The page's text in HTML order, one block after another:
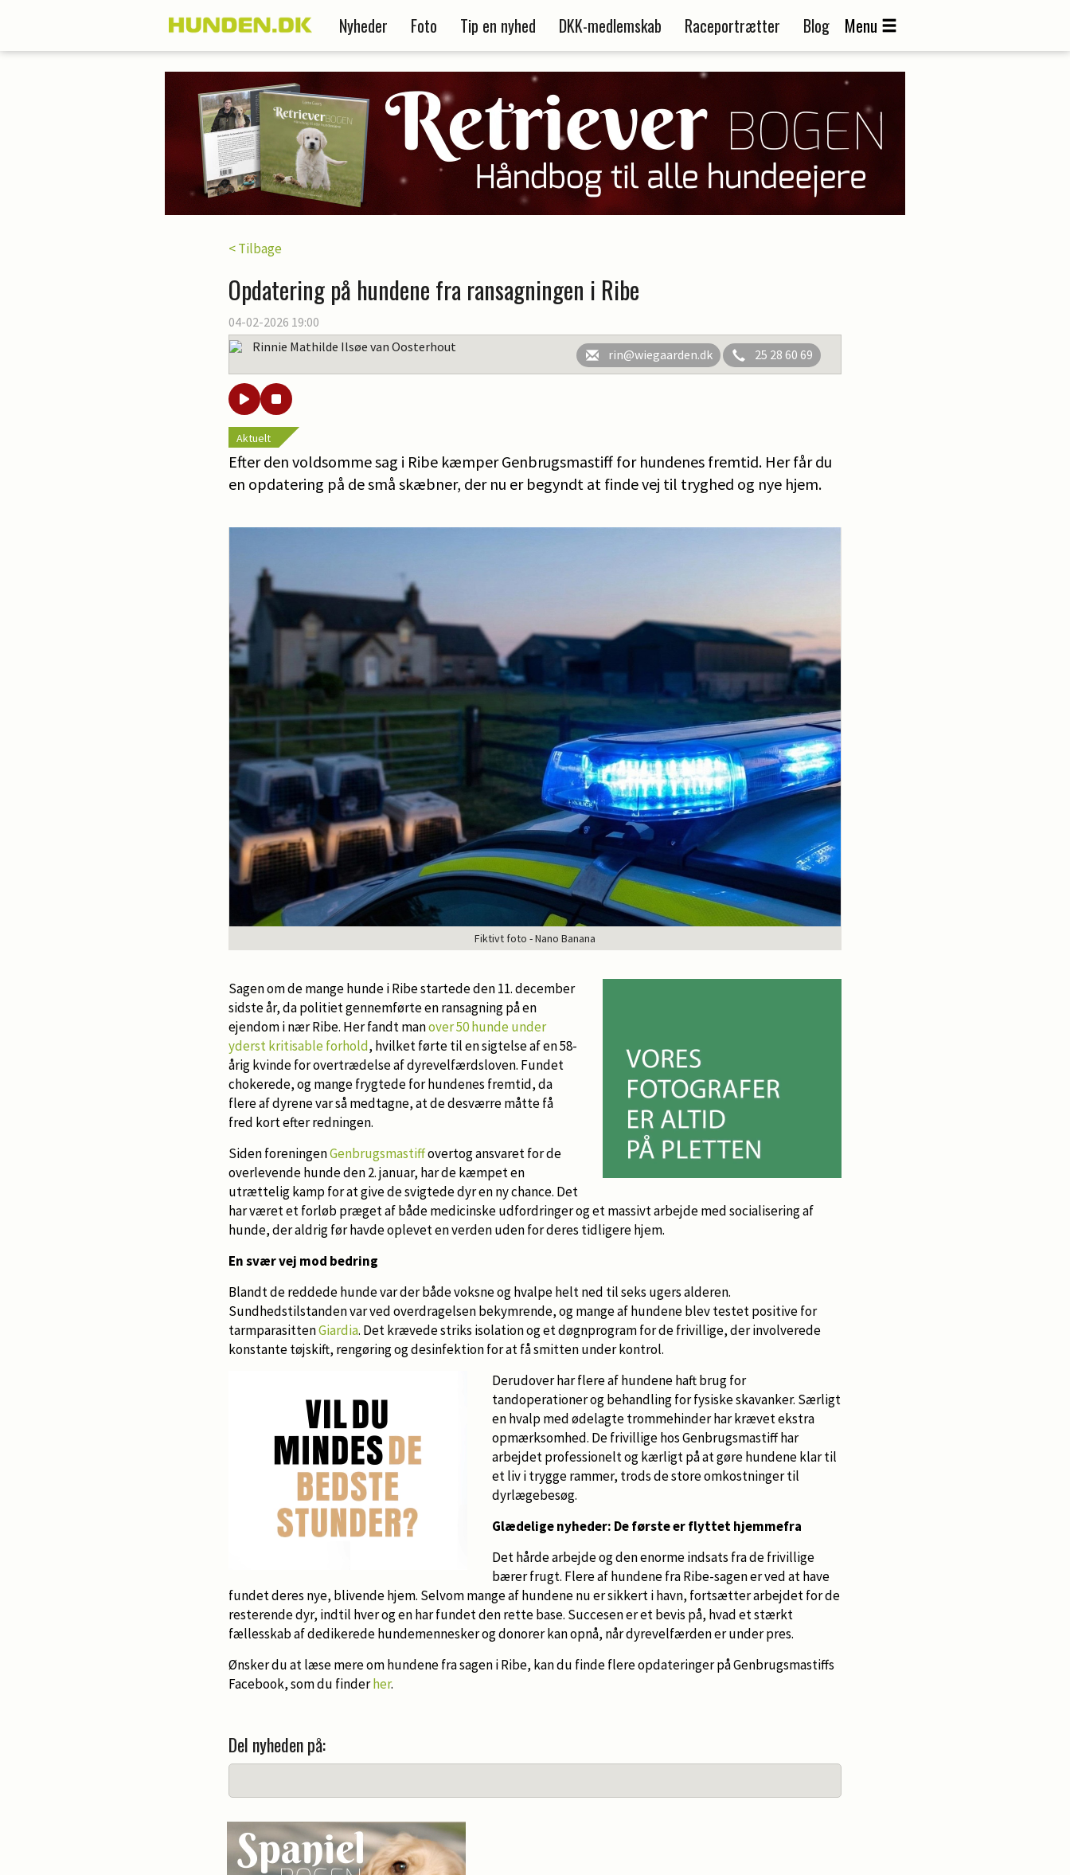
Nyheder Foto Tip en nyhed DKK-medlemskab Raceportrætter Blog Menu
< Tilbage
Opdatering på hundene fra ransagningen i Ribe
04-02-2026 19:00
Rinnie Mathilde Ilsøe van Oosterhout
rin@wiegaarden.dk 25 28 60 69
Aktuelt
Efter den voldsomme sag i Ribe kæmper Genbrugsmastiff for hundenes fremtid. Her får du
en opdatering på de små skæbner, der nu er begyndt at finde vej til tryghed og nye hjem.
Fiktivt foto - Nano Banana
Sagen om de mange hunde i Ribe startede den 11. december
sidste år, da politiet gennemførte en ransagning på en
ejendom i nær Ribe. Her fandt manover 50 hunde under
yderst kritisable forhold, hvilket førte til en sigtelse af en 58-
årig kvinde for overtrædelse af dyrevelfærdsloven. Fundet
chokerede, og mange frygtede for hundenes fremtid, da
flere af dyrene var så medtagne, at de desværre måtte få
fred kort efter redningen.
Siden foreningenGenbrugsmastiffovertog ansvaret for de
overlevende hunde den 2. januar, har de kæmpet en
utrættelig kamp for at give de svigtede dyr en ny chance. Det
har været et forløb præget af både medicinske udfordringer og et massivt arbejde med socialisering af
hunde, der aldrig før havde oplevet en verden uden for deres tidligere hjem.
En svær vej mod bedring
Blandt de reddede hunde var der både voksne og hvalpe helt ned til seks ugers alderen.
Sundhedstilstanden var ved overdragelsen bekymrende, og mange af hundene blev testet positive for
tarmparasittenGiardia. Det krævede striks isolation og et døgnprogram for de frivillige, der involverede
konstante tøjskift, rengøring og desinfektion for at få smitten under kontrol.
Derudover har flere af hundene haft brug for
tandoperationer og behandling for fysiske skavanker. Særligt
en hvalp med ødelagte trommehinder har krævet ekstra
opmærksomhed. De frivillige hos Genbrugsmastiff har
arbejdet professionelt og kærligt på at gøre hundene klar til
et liv i trygge rammer, trods de store omkostninger til
dyrlægebesøg.
Glædelige nyheder: De første er flyttet hjemmefra
Det hårde arbejde og den enorme indsats fra de frivillige
bærer frugt. Flere af hundene fra Ribe-sagen er ved at have
fundet deres nye, blivende hjem. Selvom mange af hundene nu er sikkert i havn, fortsætter arbejdet for de
resterende dyr, indtil hver og en har fundet den rette base. Succesen er et bevis på, hvad et stærkt
fællesskab af dedikerede hundemennesker og donorer kan opnå, når dyrevelfærden er under pres.
Ønsker du at læse mere om hundene fra sagen i Ribe, kan du finde flere opdateringer på Genbrugsmastiffs
Facebook, som du finderher.
Del nyheden på: